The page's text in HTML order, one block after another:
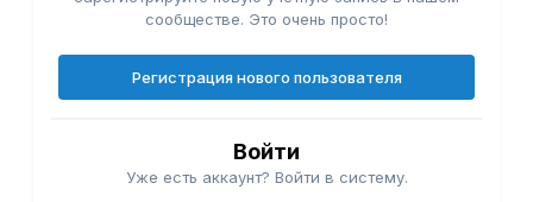
сообществе. Это очень просто!
Регистрация нового пользователя
Войти
Уже есть аккаунт? Войти в систему.